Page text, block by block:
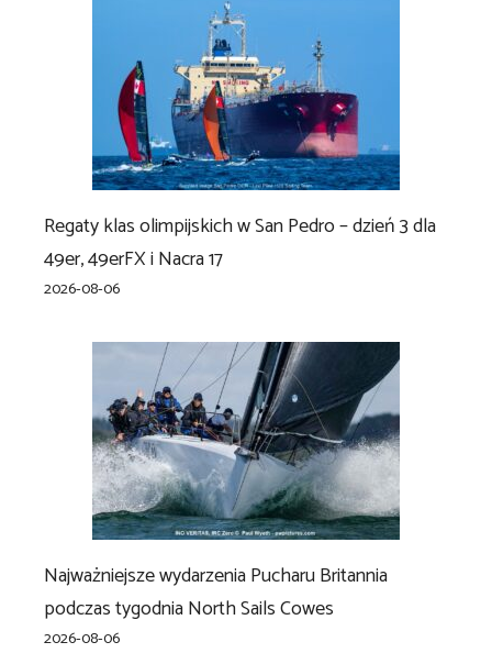
Regaty klas olimpijskich w San Pedro – dzień 3 dla
49er, 49erFX i Nacra 17
2026-08-06
Najważniejsze wydarzenia Pucharu Britannia
podczas tygodnia North Sails Cowes
2026-08-06